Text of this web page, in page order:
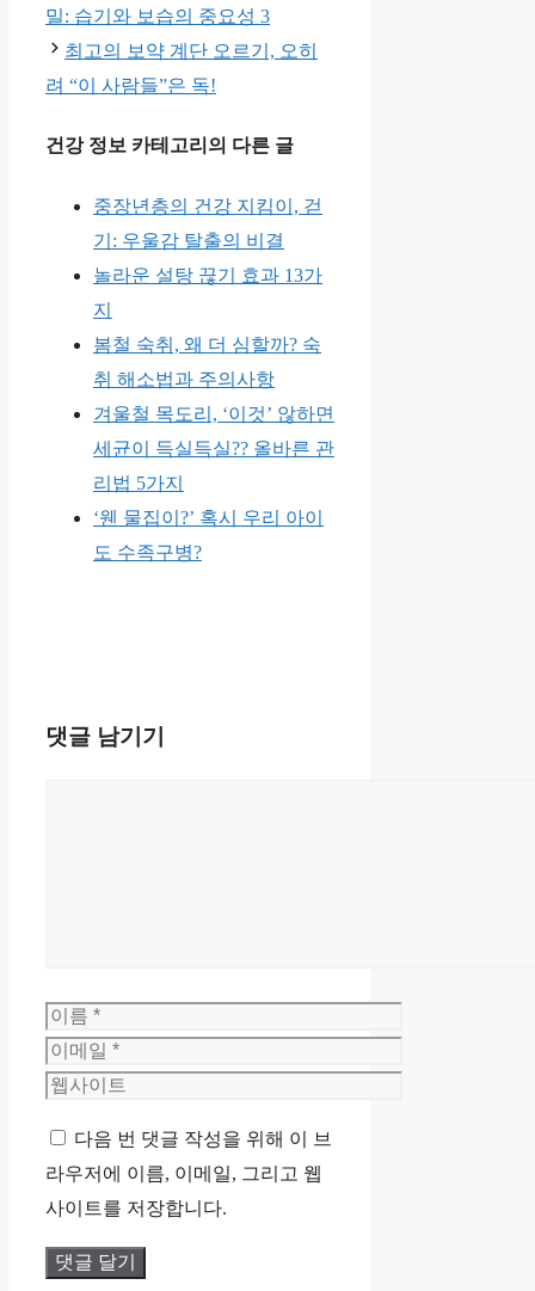
리
밀: 습기와 보습의 중요성 3
최고의 보약 계단 오르기, 오히
려 “이 사람들”은 독!
건강 정보 카테고리의 다른 글
중장년층의 건강 지킴이, 걷
기: 우울감 탈출의 비결
놀라운 설탕 끊기 효과 13가
지
봄철 숙취, 왜 더 심할까? 숙
취 해소법과 주의사항
겨울철 목도리, ‘이것’ 않하면
세균이 득실득실?? 올바른 관
리법 5가지
‘웬 물집이?’ 혹시 우리 아이
도 수족구병?
댓글 남기기
이
름
이
메
웹
트
다음 번 댓글 작성을 위해 이 브
라우저에 이름, 이메일, 그리고 웹
사이트를 저장합니다.